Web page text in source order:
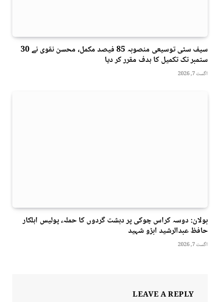
سیف سٹی توسیعی منصوبہ 85 فیصد مکمل، محسن نقوی نے 30
ستمبر تک تکمیل کا ہدف مقرر کر دیا
اگست 7, 2026
بولان: دوسہ کراس چوکی پر دہشت گردوں کا حملہ، پولیس اہلکار
حافظ عبدالرشید ابڑو شہید
اگست 7, 2026
LEAVE A REPLY